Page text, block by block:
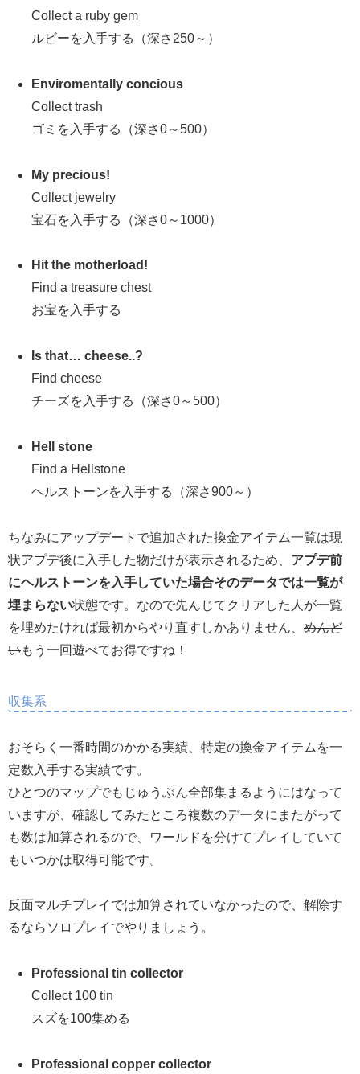
Collect a ruby gem
ルビーを入手する（深さ250～）
Enviromentally concious
Collect trash
ゴミを入手する（深さ0～500）
My precious!
Collect jewelry
宝石を入手する（深さ0～1000）
Hit the motherload!
Find a treasure chest
お宝を入手する
Is that… cheese..?
Find cheese
チーズを入手する（深さ0～500）
Hell stone
Find a Hellstone
ヘルストーンを入手する（深さ900～）
ちなみにアップデートで追加された換金アイテム一覧は現
状アプデ後に入手した物だけが表示されるため、 アプデ前
にヘルストーンを入手していた場合そのデータでは一覧が
埋まらない状態です。なので先んじてクリアした人が一覧
を埋めたければ最初からやり直すしかありません、 めんど
いもう一回遊べてお得ですね！
収集系
おそらく一番時間のかかる実績、特定の換金アイテムを一
定数入手する実績です。
ひとつのマップでもじゅうぶん全部集まるようにはなって
いますが、確認してみたところ複数のデータにまたがって
も数は加算されるので、ワールドを分けてプレイしていて
もいつかは取得可能です。
反面マルチプレイでは加算されていなかったので、解除す
るならソロプレイでやりましょう。
Professional tin collector
Collect 100 tin
スズを100集める
Professional copper collector